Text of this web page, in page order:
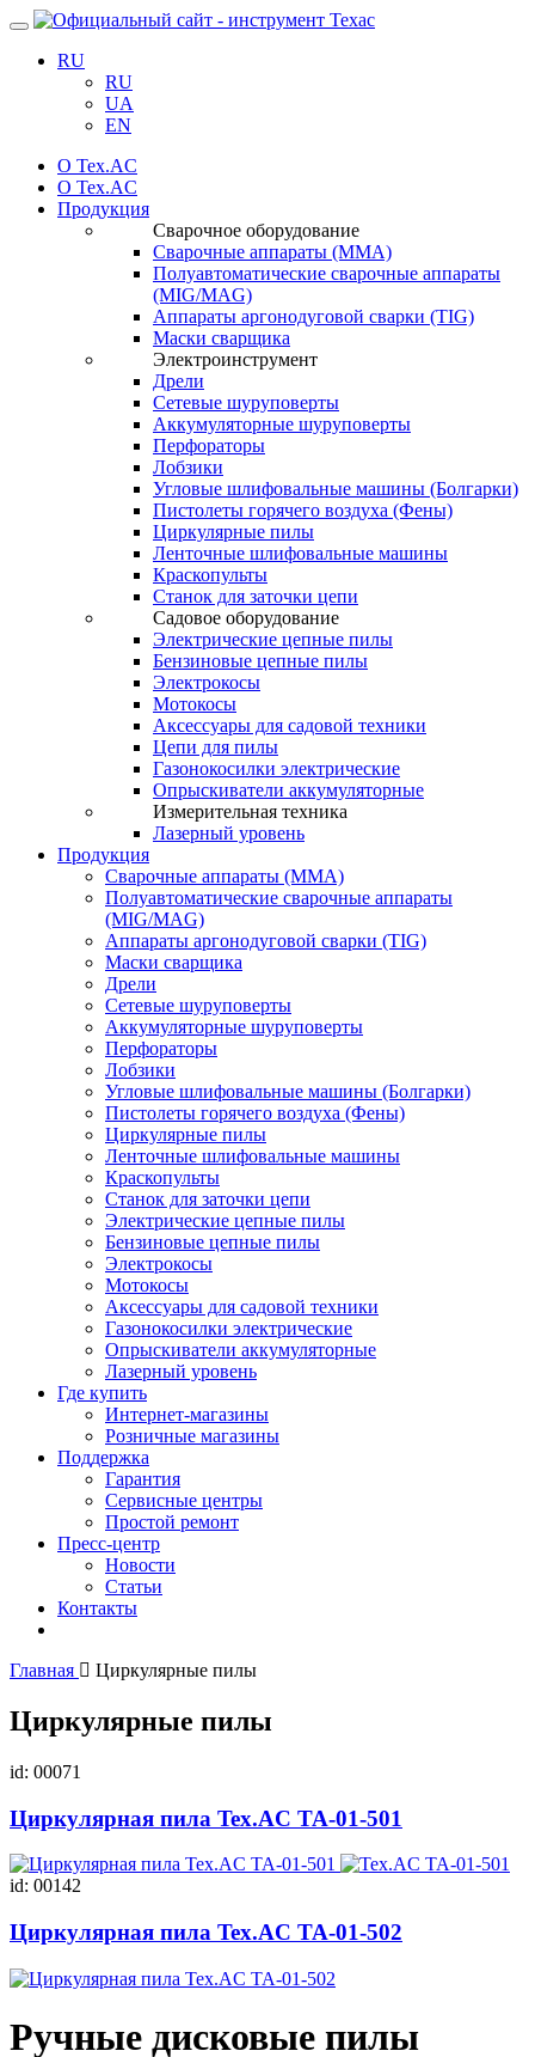
Навигация
RU
RU
UA
EN
О Tex.AC
О Tex.AC
Продукция
Сварочное оборудование
Сварочные аппараты (ММА)
Полуавтоматические сварочные аппараты
(MIG/MAG)
Аппараты аргонодуговой сварки (TIG)
Маски сварщика
Электроинструмент
Дрели
Сетевые шуруповерты
Аккумуляторные шуруповерты
Перфораторы
Лобзики
Угловые шлифовальные машины (Болгарки)
Пистолеты горячего воздуха (Фены)
Циркулярные пилы
Ленточные шлифовальные машины
Краскопульты
Станок для заточки цепи
Садовое оборудование
Электрические цепные пилы
Бензиновые цепные пилы
Электрокосы
Мотокосы
Аксессуары для садовой техники
Цепи для пилы
Газонокосилки электрические
Опрыскиватели аккумуляторные
Измерительная техника
Лазерный уровень
Продукция
Сварочные аппараты (ММА)
Полуавтоматические сварочные аппараты
(MIG/MAG)
Аппараты аргонодуговой сварки (TIG)
Маски сварщика
Дрели
Сетевые шуруповерты
Аккумуляторные шуруповерты
Перфораторы
Лобзики
Угловые шлифовальные машины (Болгарки)
Пистолеты горячего воздуха (Фены)
Циркулярные пилы
Ленточные шлифовальные машины
Краскопульты
Станок для заточки цепи
Электрические цепные пилы
Бензиновые цепные пилы
Электрокосы
Мотокосы
Аксессуары для садовой техники
Газонокосилки электрические
Опрыскиватели аккумуляторные
Лазерный уровень
Где купить
Интернет-магазины
Розничные магазины
Поддержка
Гарантия
Сервисные центры
Простой ремонт
Пресс-центр
Новости
Статьи
Контакты
Главная Циркулярные пилы
Циркулярные пилы
id: 00071
Циркулярная пила Tex.AC ТА-01-501
id: 00142
Циркулярная пила Tex.AC ТА-01-502
Ручные дисковые пилы